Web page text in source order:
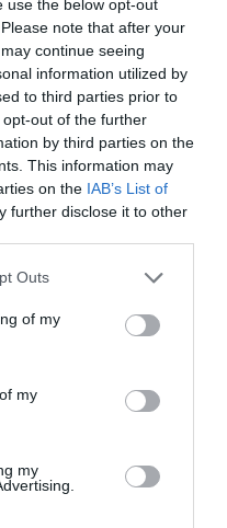
use the below opt-out
note that after your
continue seeing
information utilized by
to third parties prior to
out of the further
by third parties on the
This information may
on the IAB’s List of
further disclose it to other
Outs
of my
my
my
el gaymonio...
de la Unión
de desmitificar la
de
es un trabajo
SANCHISTA
de La Mareta: